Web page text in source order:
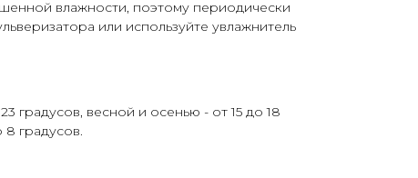
влажности, поэтому периодически
или используйте увлажнитель
градусов, весной и осенью - от 15 до 18
градусов.